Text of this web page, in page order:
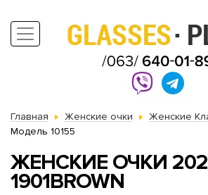
Главная Женские очки
Женские
Модель 10155
ЖЕНСКИЕ ОЧКИ
1901BROWN